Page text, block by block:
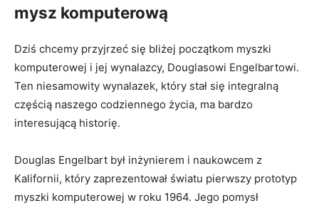
mysz⁢ komputerową
Dziś chcemy przyjrzeć się ‌bliżej początkom⁣ myszki
komputerowej i jej⁣ wynalazcy, ‍Douglasowi Engelbartowi.
Ten niesamowity wynalazek, który stał się integralną
‍częścią naszego⁤ codziennego życia, ma ⁣bardzo⁤
interesującą ⁣historię.
Douglas‌ Engelbart​ był⁤ inżynierem i‌ naukowcem z
Kalifornii, który zaprezentował światu pierwszy prototyp
‌myszki komputerowej w ‍roku 1964. Jego pomysł